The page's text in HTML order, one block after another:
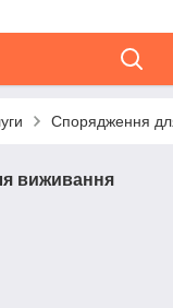
Спорядження
виживання